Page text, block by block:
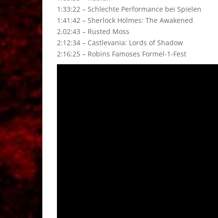
1:33:22 – Schlechte Performance bei Spielen
1:41:42 – Sherlock Holmes: The Awakened
2.02:43 – Rusted Moss
2:12:34 – Castlevania: Lords of Shadow
2:16:25 – Robins Famoses Formel-1-Fest